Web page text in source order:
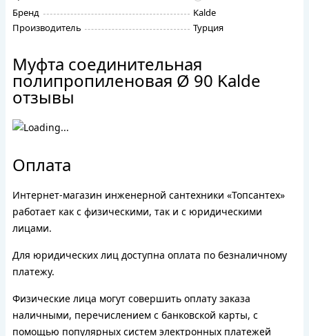
Бренд
Kalde
Производитель
Турция
Муфта соединительная
полипропиленовая Ø 90 Kalde
отзывы
Оплата
Интернет-магазин инженерной сантехники «Топсантех»
работает как с физическими, так и с юридическими
лицами.
Для юридических лиц доступна оплата по безналичному
платежу.
Физические лица могут совершить оплату заказа
наличными, перечислением с банковской карты, с
помощью популярных систем электронных платежей